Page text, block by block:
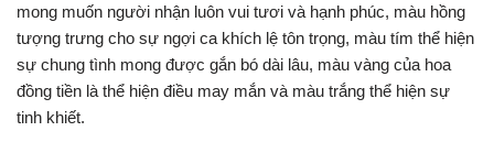
mong muốn người nhận luôn vui tươi và hạnh phúc, màu hồng
tượng trưng cho sự ngợi ca khích lệ tôn trọng, màu tím thể hiện
sự chung tình mong được gắn bó dài lâu, màu vàng của hoa
đồng tiền là thể hiện điều may mắn và màu trắng thể hiện sự
tinh khiết.